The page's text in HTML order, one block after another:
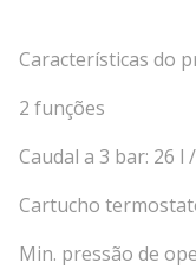
Características do
2 funções
Caudal a 3 bar: 26 l
Cartucho
Min. pressão de